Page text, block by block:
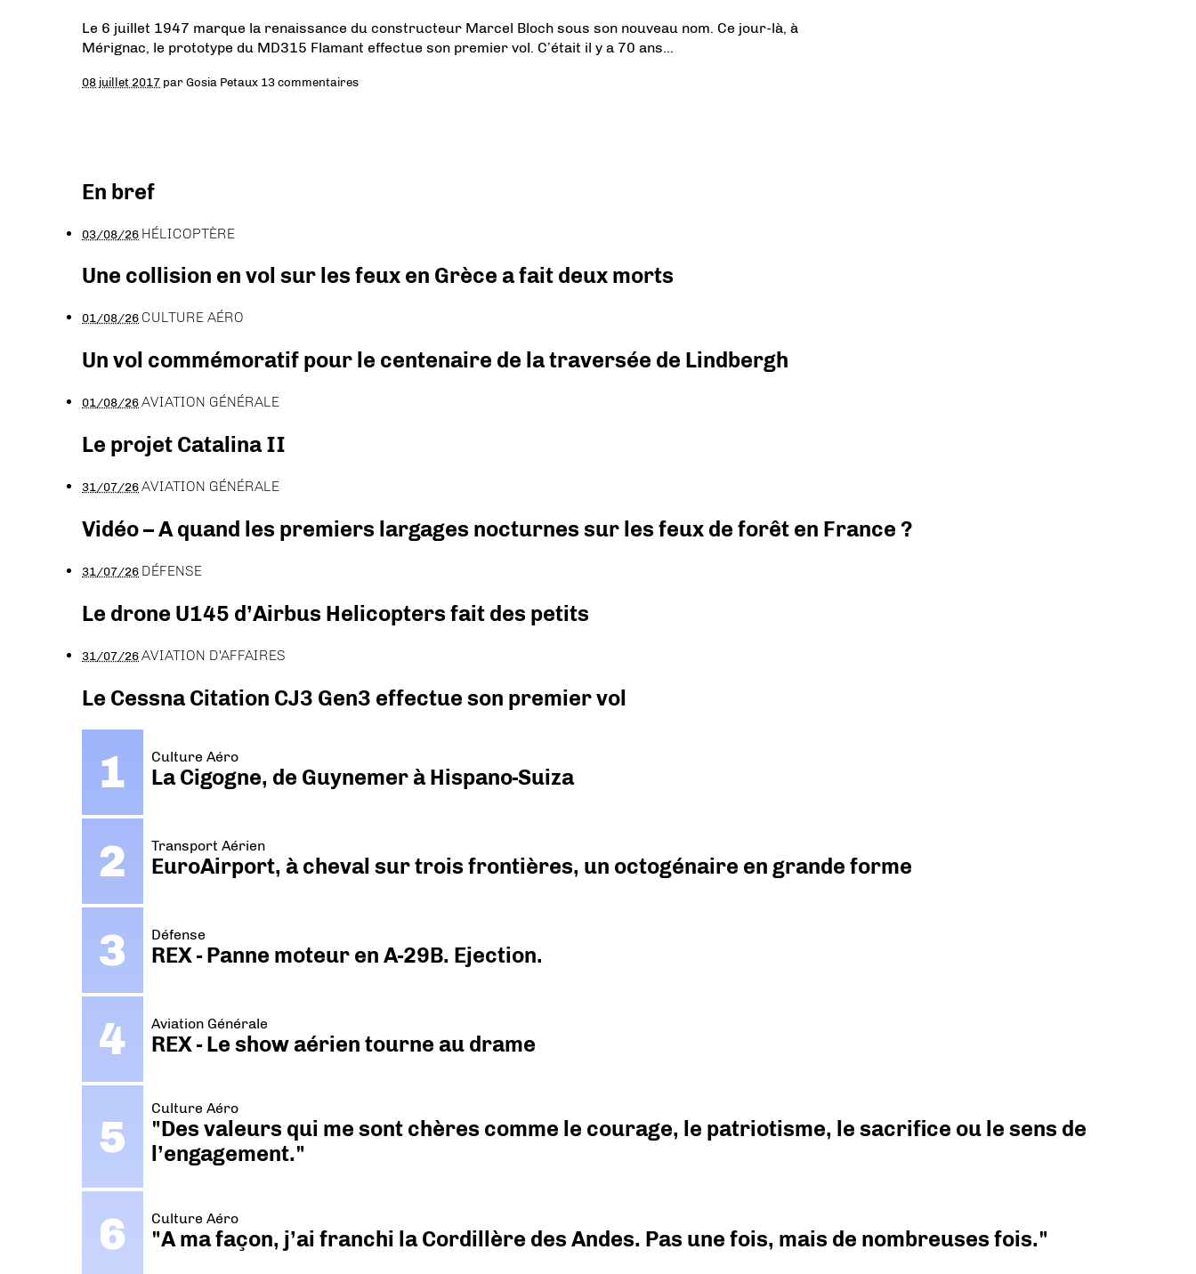
Le 6 juillet 1947 marque la renaissance du constructeur Marcel Bloch sous son nouveau nom. Ce jour-là, à
Mérignac, le prototype du MD315 Flamant effectue son premier vol. C’était il y a 70 ans…
08 juillet 2017 parGosia Petaux 13 commentaires
En bref
03/08/26 HÉLICOPTÈRE
Une collision en vol sur les feux en Grèce a fait deux morts
01/08/26 CULTURE AÉRO
Un vol commémoratif pour le centenaire de la traversée de Lindbergh
01/08/26AVIATION GÉNÉRALE
Le projet Catalina II
31/07/26AVIATION GÉNÉRALE
Vidéo – A quand les premiers largages nocturnes sur les feux de forêt en France ?
31/07/26 DÉFENSE
Le drone U145 d’Airbus Helicopters fait des petits
31/07/26AVIATION D'AFFAIRES
Le Cessna Citation CJ3 Gen3 effectue son premier vol
Culture Aéro
La Cigogne, de Guynemer à Hispano-Suiza
Transport Aérien
EuroAirport, à cheval sur trois frontières, un octogénaire en grande forme
Défense
REX - Panne moteur en A-29B. Ejection.
Aviation Générale
REX - Le show aérien tourne au drame
Culture Aéro
"Des valeurs qui me sont chères comme le courage, le patriotisme, le sacrifice ou le sens de
l’engagement."
Culture Aéro
"A ma façon, j’ai franchi la Cordillère des Andes. Pas une fois, mais de nombreuses fois."